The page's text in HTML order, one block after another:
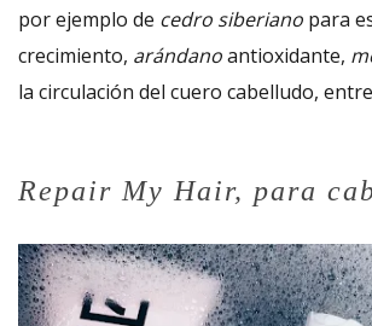
por ejemplo de cedro siberiano para
crecimiento, arándanoantioxidante,
la circulación del cuero cabelludo,
Repair My Hair, para